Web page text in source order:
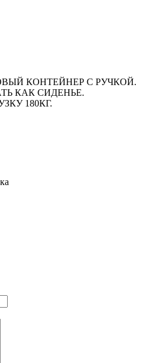
КОНТЕЙНЕР С РУЧКОЙ.
КАК СИДЕНЬЕ.
180КГ.